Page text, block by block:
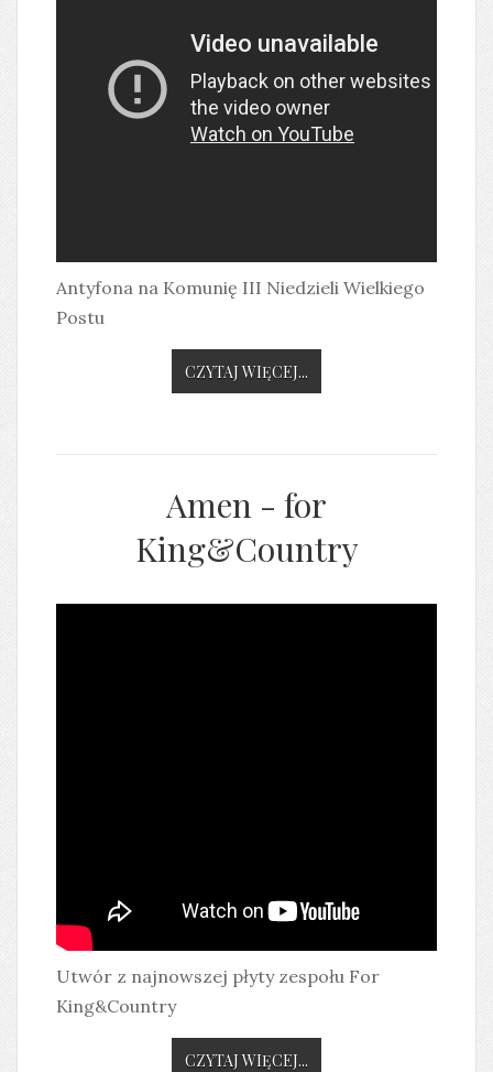
Antyfona na Komunię III Niedzieli Wielkiego
Postu
CZYTAJ WIĘCEJ...
Amen - for
King&Country
Utwór z najnowszej płyty zespołu For
King&Country
CZYTAJ WIĘCEJ...